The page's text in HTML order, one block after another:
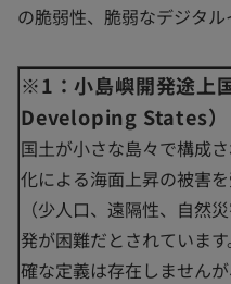
の脆弱性、脆弱なデジタル
※1：小島嶼開発途上
Developing States）
国土が小さな島々で構成
化による海面上昇の被害
（少人口、遠隔性、自然
発が困難だとされていま
確な定義は存在しません